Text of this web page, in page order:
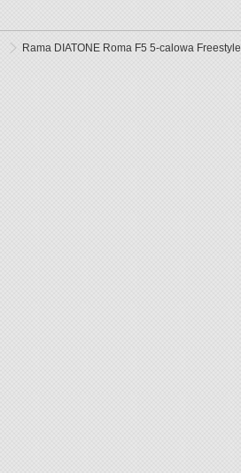
Rama DIATONE Roma F5 5-calowa Freestyle